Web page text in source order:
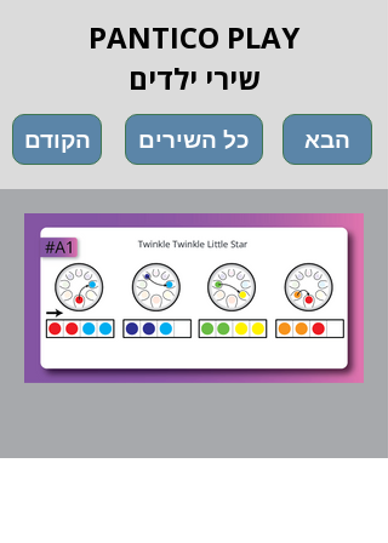
PANTICO PLAY
שירי ילדים
הקודם כל השירים הבא